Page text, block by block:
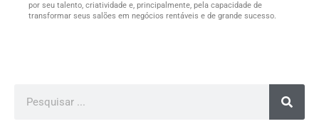
por seu talento, criatividade e, principalmente, pela capacidade de
transformar seus salões em negócios rentáveis e de grande sucesso.